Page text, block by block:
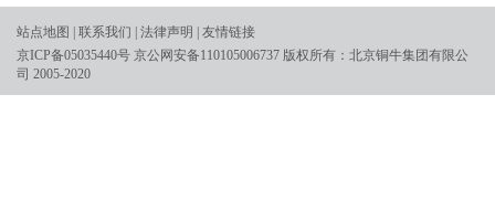
站点地图 联系我们 法律声明
友情链接
京ICP备05035440号 京公网安备110105006737 版权所有：北京铜牛集团有限公
司 2005-2020